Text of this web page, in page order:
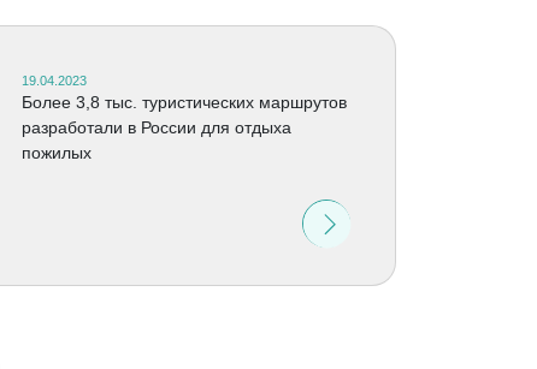
19.04.2023
Более 3,8 тыс. туристических маршрутов
разработали в России для отдыха
пожилых